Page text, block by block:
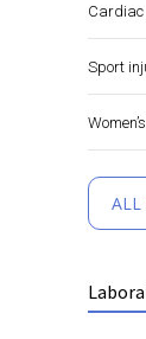
Sport
ALL